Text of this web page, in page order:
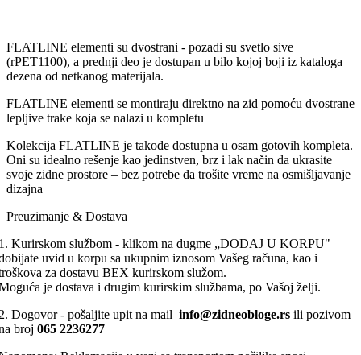
FLATLINE elementi su dvostrani - pozadi su svetlo sive
(rPET1100), a prednji deo je dostupan u bilo kojoj boji iz kataloga
dezena od netkanog materijala.
FLATLINE elementi se montiraju direktno na zid pomoću dvostrane
lepljive trake koja se nalazi u kompletu
Kolekcija FLATLINE je takođe dostupna u osam gotovih kompleta.
Oni su idealno rešenje kao jedinstven, brz i lak način da ukrasite
svoje zidne prostore – bez potrebe da trošite vreme na osmišljavanje
dizajna
Preuzimanje & Dostava
Kurirskom službom - klikom na dugme „DODAJ U KORPU"
uvid u korpu sa ukupnim iznosom Vašeg računa, kao i
za dostavu BEX kurirskom služom.
je dostava i drugim kurirskim službama, po Vašoj želji.
Dogovor - pošaljite upit na mail info@zidneobloge.rs ili pozivom
broj 065 2236277